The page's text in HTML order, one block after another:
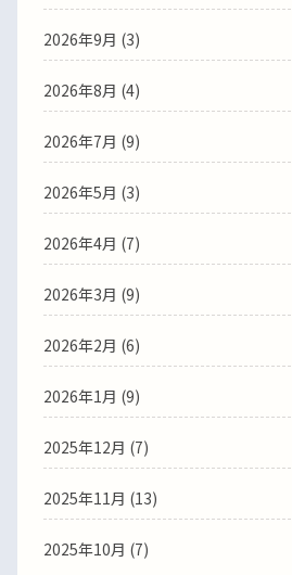
2026年9月 (3)
2026年8月 (4)
2026年7月 (9)
2026年5月 (3)
2026年4月 (7)
2026年3月 (9)
2026年2月 (6)
2026年1月 (9)
2025年12月 (7)
2025年11月 (13)
2025年10月 (7)